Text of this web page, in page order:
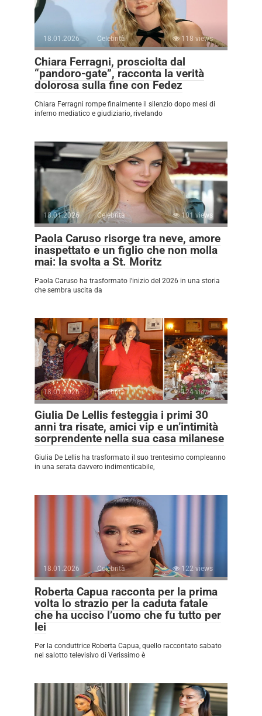
18.01.2026 Celebrità 118 views
Chiara Ferragni, prosciolta dal
“pandoro-gate”, racconta la verità
dolorosa sulla fine con Fedez
Chiara Ferragni rompe finalmente il silenzio dopo mesi di
inferno mediatico e giudiziario, rivelando
18.01.2026 Celebrità 101 views
Paola Caruso risorge tra neve, amore
inaspettato e un figlio che non molla
mai: la svolta a St. Moritz
Paola Caruso ha trasformato l’inizio del 2026 in una storia
che sembra uscita da
18.01.2026 Celebrità 124 views
Giulia De Lellis festeggia i primi 30
anni tra risate, amici vip e un’intimità
sorprendente nella sua casa milanese
Giulia De Lellis ha trasformato il suo trentesimo compleanno
in una serata davvero indimenticabile,
18.01.2026 Celebrità 122 views
Roberta Capua racconta per la prima
volta lo strazio per la caduta fatale
che ha ucciso l’uomo che fu tutto per
lei
Per la conduttrice Roberta Capua, quello raccontato sabato
nel salotto televisivo di Verissimo è